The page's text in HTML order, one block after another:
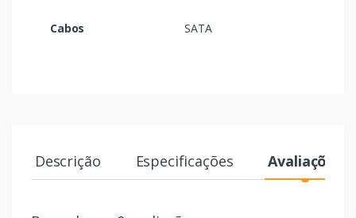
Cabos SATA
Descrição Especificações Avaliações